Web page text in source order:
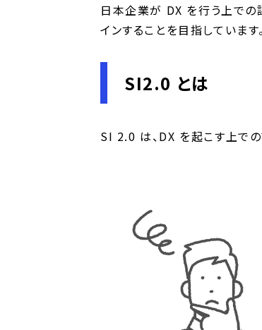
日本企業が DX を行う上での
インすることを目指しています。
SI2.0 とは
SI 2.0 は、DX を起こす上で